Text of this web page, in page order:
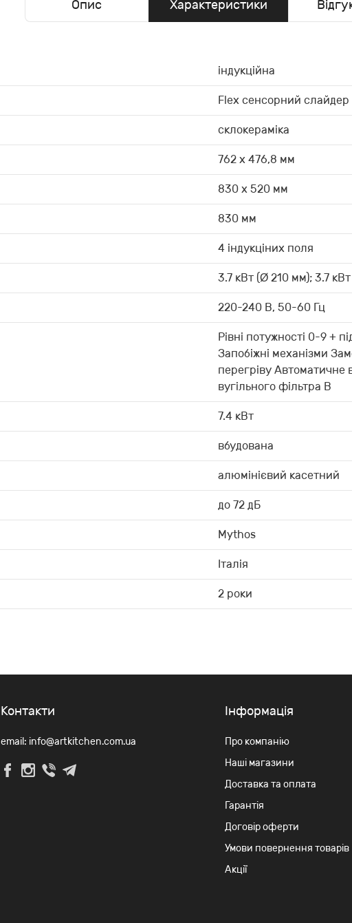
Опис Характеристики
індукційна
Flex сенсорний слайдер
склокераміка
762 х 476,8 мм
830 х 520 мм
830 мм
4 індукціних поля
3.7 кВт (Ø 210 мм); 3.7
220-240 В, 50-60 Гц
Рівні потужності 0-9 +
Запобіжні механізми
перегріву Автоматичне
вугільного фільтра B
7.4 кВт
вбудована
алюмінієвий касетний
до 72 дБ
Mythos
Італія
2 роки
Контакти
email: info@artkitchen.com.ua
Iнформація
Про компанію
Наші магазини
Доставка та оплата
Гарантія
Договір оферти
Умови повернення товарів
Акції